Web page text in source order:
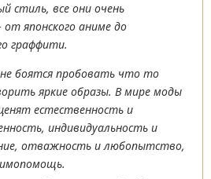
стиль, все они очень
от японского аниме до
граффити.
боятся пробовать что то
яркие образы. В мире моды
естественность и
индивидуальность и
отважность и любопытство,